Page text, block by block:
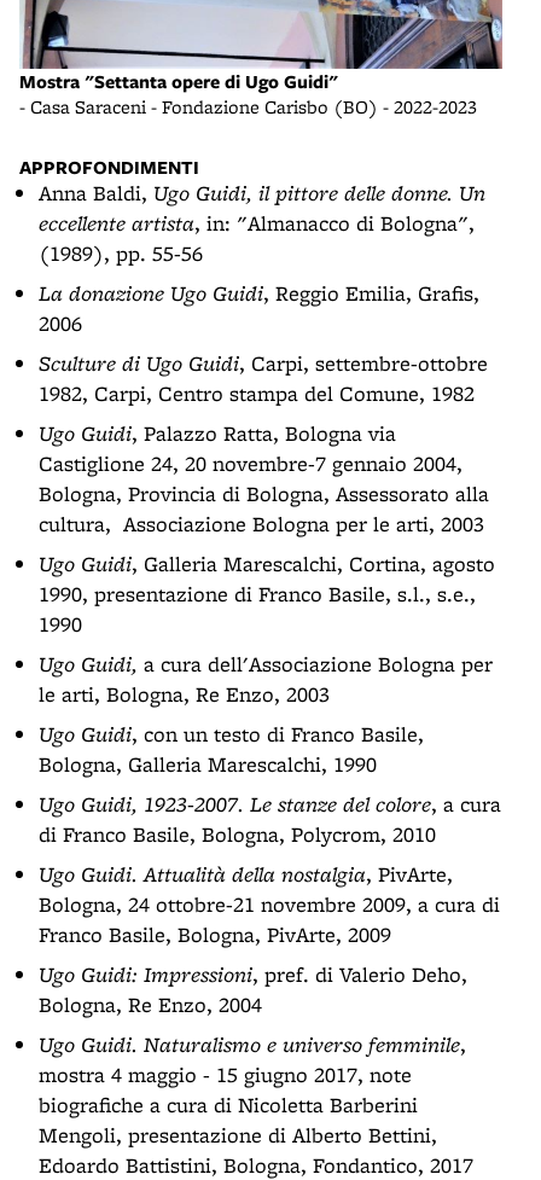
Mostra "Settanta opere di Ugo Guidi"
- Casa Saraceni - Fondazione Carisbo (BO) - 2022-2023
APPROFONDIMENTI
Anna Baldi, Ugo Guidi, il pittore delle donne. Un
eccellente artista, in: "Almanacco di Bologna",
(1989), pp. 55-56
La donazione Ugo Guidi, Reggio Emilia, Grafis,
2006
Sculture di Ugo Guidi, Carpi, settembre-ottobre
1982, Carpi, Centro stampa del Comune, 1982
Ugo Guidi, Palazzo Ratta, Bologna via
Castiglione 24, 20 novembre-7 gennaio 2004,
Bologna, Provincia di Bologna, Assessorato alla
cultura, Associazione Bologna per le arti, 2003
Ugo Guidi, Galleria Marescalchi, Cortina, agosto
1990, presentazione di Franco Basile, s.l., s.e.,
1990
Ugo Guidi, a cura dell'Associazione Bologna per
le arti, Bologna, Re Enzo, 2003
Ugo Guidi, con un testo di Franco Basile,
Bologna, Galleria Marescalchi, 1990
Ugo Guidi, 1923-2007. Le stanze del colore, a cura
di Franco Basile, Bologna, Polycrom, 2010
Ugo Guidi. Attualità della nostalgia, PivArte,
Bologna, 24 ottobre-21 novembre 2009, a cura di
Franco Basile, Bologna, PivArte, 2009
Ugo Guidi: Impressioni, pref. di Valerio Deho,
Bologna, Re Enzo, 2004
Ugo Guidi. Naturalismo e universo femminile,
mostra 4 maggio - 15 giugno 2017, note
biografiche a cura di Nicoletta Barberini
Mengoli, presentazione di Alberto Bettini,
Edoardo Battistini, Bologna, Fondantico, 2017